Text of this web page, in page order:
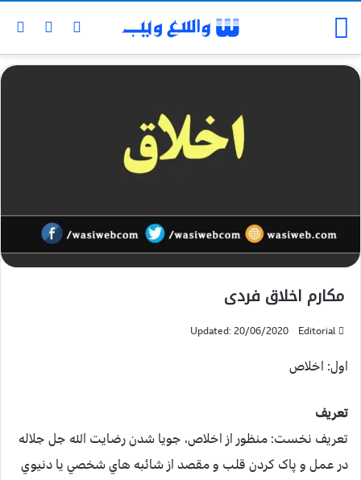
مکارم اخلاق فردی
Editorial
Updated: 20/06/2020
اول: اخلاص
تعریف
تعریف نخست: منظور از اخلاص، جويا شدن رضايت الله جل جلاله
در عمل و پاک کردن قلب و مقصد از شائبه هاي شخصي يا دنيوي